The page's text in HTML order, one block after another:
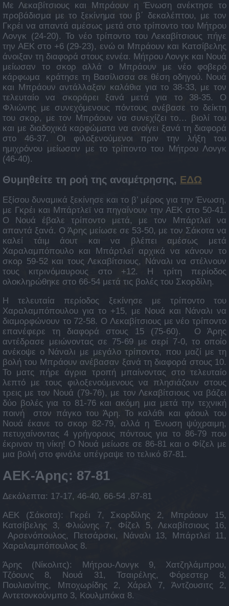
Με Λεκαβίτσιους και Μπράουν η Ένωση ανέκτησε το
προβάδισμα με το ξεκίνημα του β΄ δεκαλέπτου, με τον
Γκρέι να απαντά αμέσως μετά στο τρίποντο του Μήτρου
Λονγκ (24-20). Το νέο τρίποντο του Λεκαβίτσιους πήγε
την ΑΕΚ στο +6 (29-23), ενώ οι Μπράουν και Κατσίβελης
άνοιξαν τη διαφορά στους εννέα. Μήτρου Λονγκ και Νουά
μείωσαν το σκορ αλλά ο Μπράουν με νέο φοβερό
κάρφωμα κράτησε τη Βασίλισσα σε θέση οδηγού. Νουά
και Μπράουν αντάλλαξαν καλάθια για το 38-33, με τον
τελευταίο να σκοράρει ξανά μετά για το 38-35. Ο
Φλιώνης με συνεχόμενους πόντους ανέβασε το δείκτη
του σκορ, με τον Μπράουν να συνεχίζει το… βιολί του
και με διαδοχικά καρφώματα να ανοίγει ξανά τη διαφορά
στο 46-37. Οι φιλοξενούμενοι πριν την λήξη του
ημιχρόνου μείωσαν με το τρίποντο του Μήτρου Λονγκ
(46-40).
Θυμηθείτε τη ροή της αναμέτρησης, ΕΔΩ
Eξίσου δυναμικά ξεκίνησε και το β’ μέρος για την Ένωση,
με Γκρέι και Μπάρτλεϊ να πηγαίνουν την ΑΕΚ στο 50-41.
Ο Νουά έβαλε τρίποντο μετά, με τον Μπάρτλεϊ να
απαντά ξανά. Ο Άρης μείωσε σε 53-50, με τον Σάκοτα να
καλεί τάιμ άουτ και να βλέπει αμέσως μετά
Χαραλαμπόπουλο και Μπάρτλεϊ αρχικά να κάνουν το
σκορ 59-52 και τους Λεκαβίτσιους, Νάναλι να στέλνουν
τους κιτρινόμαυρους στο +12. Η τρίτη περίοδος
ολοκληρώθηκε στο 66-54 μετά τις βολές του Σκορδίλη.
Η τελευταία περίοδος ξεκίνησε με τρίποντο του
Χαραλαμπόπουλου για το +15, με Νουά και Νάναλι να
διαμορφώνουν το 72-58. Ο Λεκαβίτσιους με νέο τρίποντο
επανέφερε τη διαφορά στους 15 (75-60). Ο Άρης
αντέδρασε μειώνοντας σε 75-69 με σερί 7-0, το οποίο
ανέκοψε ο Νάναλι με μεγάλο τρίποντο, που μαζί με τη
βολή του Μπράουν ανέβασαν ξανά τη διαφορά στους 10.
Το ματς πήρε άγρια τροπή μπαίνοντας στο τελευταίο
λεπτό με τους φιλοξενούμενους να πλησιάζουν στους
τρεις με τον Νουά (79-76), με τον Λεκαβίτσιους να βάζει
δύο βολές για το 81-76 και ακόμη μια μετά την τεχνική
ποινή στον πάγκο του Άρη. Το καλάθι και φάουλ του
Νουά έκανε το σκορ 82-79, αλλά η Ένωση ψύχραιμη,
πετυχαίνοντας 4 γρήγορους πόντους για το 86-79 που
έκριναν τη νίκη! Ο Νουά μείωσε σε 86-81 και ο Φίζελ με
μια βολή στο φινάλε υπέγραψε το τελικό 87-81.
ΑΕΚ-Άρης: 87-81
Δεκάλεπτα: 17-17, 46-40, 66-54 ,87-81
ΑΕΚ (Σάκοτα): Γκρέι 7, Σκορδίλης 2, Μπράουν 15,
Κατσίβελης 3, Φλιώνης 7, Φίζελ 5, Λεκαβίτσιους 16,
Αρσενόπουλος, Πετσάρσκι, Νάναλι 13, Μπάρτλεϊ 11,
Χαραλαμπόπουλος 8.
Άρης (Νίκολιτς): Μήτρου-Λονγκ 9, Χατζηλάμπρου,
Τζόουνς 8, Νουά 31, Τσαιρέλης, Φόρεστερ 8,
Πουλιανίτης, Μποχωρίδης 2, Χάρελ 7, Άντζουσιτς 2,
Αντετονκούνμπο 3, Κουλμπόκα 8.